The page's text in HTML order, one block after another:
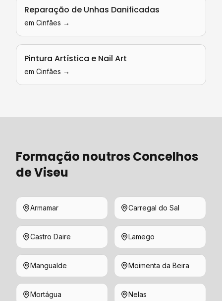
Reparação de Unhas Danificadas
em Cinfães →
Pintura Artística e Nail Art
em Cinfães →
Formação noutros Concelhos
deViseu
Armamar Carregal do Sal
Castro Daire Lamego
Mangualde Moimenta da Beira
Mortágua Nelas